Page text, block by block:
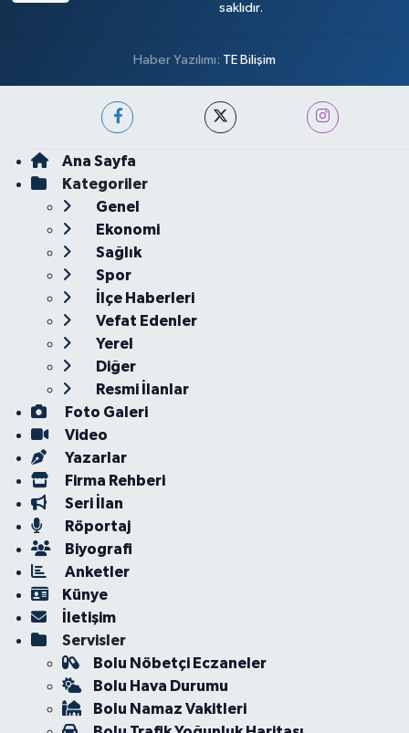
saklıdır.
Haber Yazılımı: TE Bilişim
Ana Sayfa
Kategoriler
Genel
Ekonomi
Sağlık
Spor
İlçe Haberleri
Vefat Edenler
Yerel
Diğer
Resmi İlanlar
Foto Galeri
Video
Yazarlar
Firma Rehberi
Seri İlan
Röportaj
Biyografi
Anketler
Künye
İletişim
Servisler
Bolu Nöbetçi Eczaneler
Bolu Hava Durumu
Bolu Namaz Vakitleri